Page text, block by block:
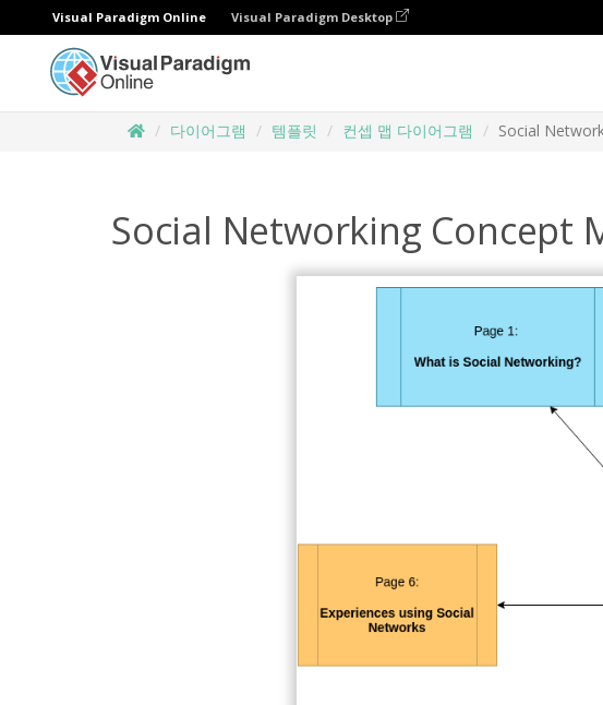
Visual Paradigm Online Visual Paradigm Desktop
다이어그램 템플릿 컨셉 맵 다이어그램 Social
Social Networking Concept